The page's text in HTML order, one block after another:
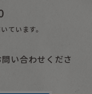
ています。
い合わせくださ